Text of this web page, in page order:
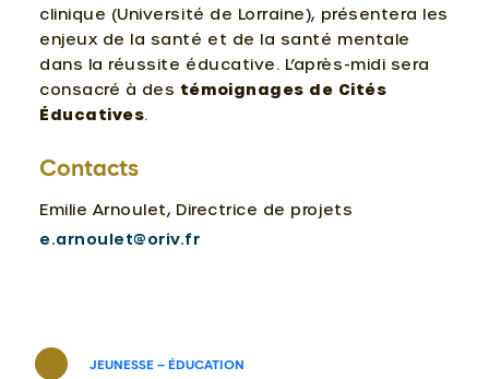
JEUNESSE – ÉDUCATION
clinique (Université de Lorraine), présentera les
enjeux de la santé et de la santé mentale
dans la réussite éducative. L’après-midi sera
consacré à des témoignages de Cités
Éducatives.
Contacts
Emilie Arnoulet, Directrice de projets
e.arnoulet@oriv.fr